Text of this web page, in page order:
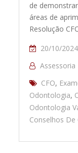
de
áreas de
Resolução
20/10/2024
CFO,
Odontologia,
Odontologia
Conselhos